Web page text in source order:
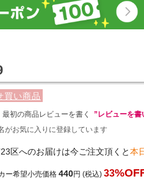
買い商品
最初の商品レビューを書く
”レビューを
がお気に入りに登録しています
区へのお届けは今ご注文頂くと本
ー希望小売価格 440円 (税込) 33